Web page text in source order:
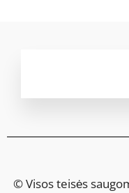
© Visos teisės